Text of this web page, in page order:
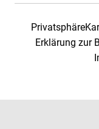
Privatsphäre
Erklärung zur